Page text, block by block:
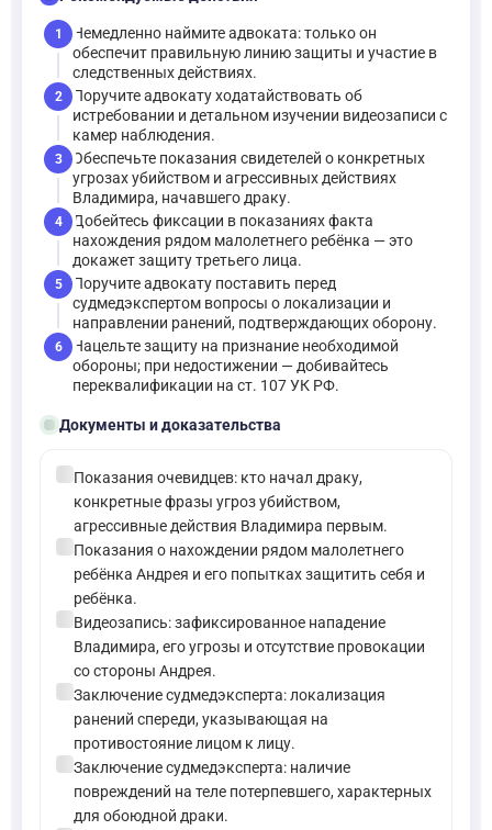
1
Немедленно наймите адвоката: только он
обеспечит правильную линию защиты и участие в
следственных действиях.
2
Поручите адвокату ходатайствовать об
истребовании и детальном изучении видеозаписи с
камер наблюдения.
3
Обеспечьте показания свидетелей о конкретных
угрозах убийством и агрессивных действиях
Владимира, начавшего драку.
4
Добейтесь фиксации в показаниях факта
нахождения рядом малолетнего ребёнка — это
докажет защиту третьего лица.
5
Поручите адвокату поставить перед
судмедэкспертом вопросы о локализации и
направлении ранений, подтверждающих оборону.
6
Нацельте защиту на признание необходимой
обороны; при недостижении — добивайтесь
переквалификации на ст. 107 УК РФ.
folder_openДокументы и доказательства
Показания очевидцев: кто начал драку,
конкретные фразы угроз убийством,
агрессивные действия Владимира первым.
Показания о нахождении рядом малолетнего
ребёнка Андрея и его попытках защитить себя и
ребёнка.
Видеозапись: зафиксированное нападение
Владимира, его угрозы и отсутствие провокации
со стороны Андрея.
Заключение судмедэксперта: локализация
ранений спереди, указывающая на
противостояние лицом к лицу.
Заключение судмедэксперта: наличие
повреждений на теле потерпевшего, характерных
для обоюдной драки.